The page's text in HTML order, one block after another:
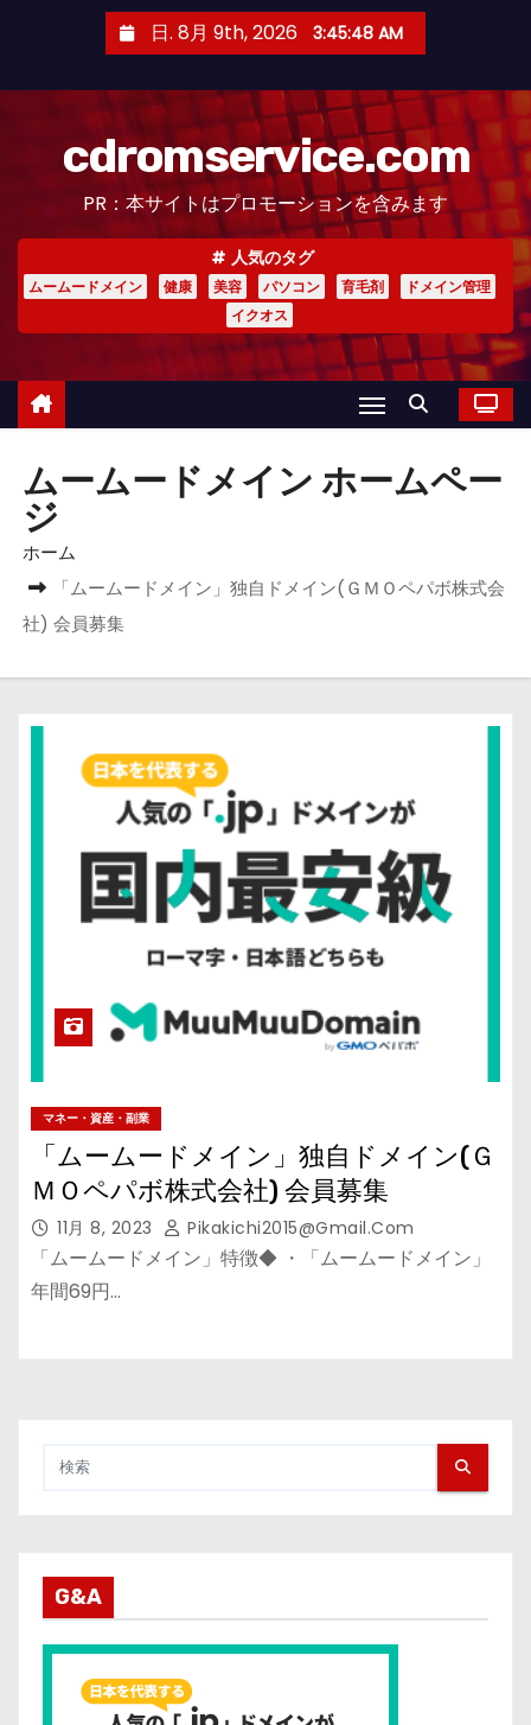
日. 8月 9th, 2026 3:45:49 AM
cdromservice.com
PR：本サイトはプロモーションを含みます
人気のタグ
ムームードメイン 健康 美容 パソコン 育毛剤
ドメイン管理
イクオス
ムームードメイン ホームペー
ジ
ホーム
「ムームードメイン」独自ドメイン(ＧＭＯペパボ株式会
社) 会員募集
マネー・資産・副業
「ムームードメイン」独自ドメイン(Ｇ
ＭＯペパボ株式会社) 会員募集
11月 8, 2023 Pikakichi2015@gmail.com
「ムームードメイン」特徴◆ ・「ムームードメイン」
年間69円…
G&A